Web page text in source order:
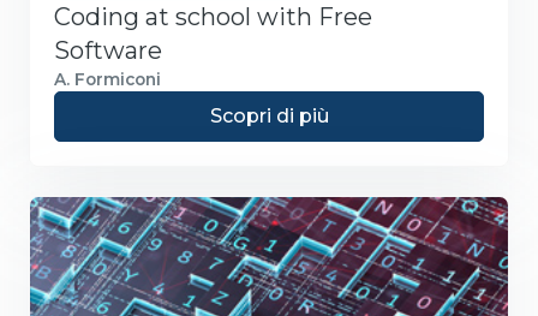
Coding at school with Free
Software
A. Formiconi
Scopri di più